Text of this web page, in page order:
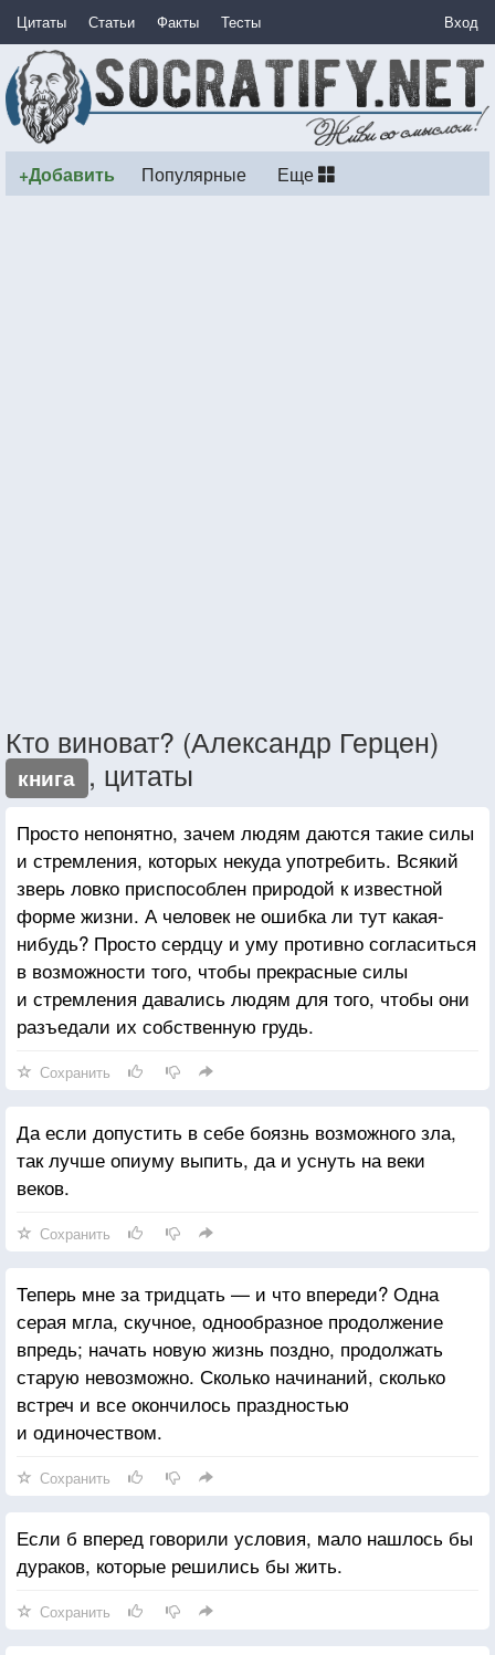
Цитаты Статьи Факты Тесты Вход
+Добавить Популярные Еще
Кто виноват? (Александр Герцен)
книга , цитаты
Просто непонятно, зачем людям даются такие силы
и стремления, которых некуда употребить. Всякий
зверь ловко приспособлен природой к известной
форме жизни. А человек не ошибка ли тут какая-
нибудь? Просто сердцу и уму противно согласиться
в возможности того, чтобы прекрасные силы
и стремления давались людям для того, чтобы они
разъедали их собственную грудь.
Сохранить
Да если допустить в себе боязнь возможного зла,
так лучше опиуму выпить, да и уснуть на веки
веков.
Сохранить
Теперь мне за тридцать — и что впереди? Одна
серая мгла, скучное, однообразное продолжение
впредь; начать новую жизнь поздно, продолжать
старую невозможно. Сколько начинаний, сколько
встреч и все окончилось праздностью
и одиночеством.
Сохранить
Если б вперед говорили условия, мало нашлось бы
дураков, которые решились бы жить.
Сохранить